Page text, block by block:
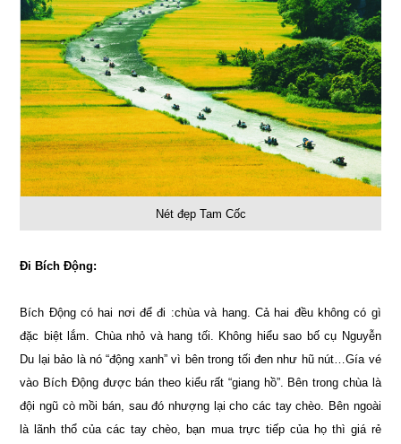
Nét đẹp Tam Cốc
Đi Bích Động:
Bích Động có hai nơi để đi :chùa và hang. Cả hai đều không có gì
đặc biệt lắm. Chùa nhỏ và hang tối. Không hiểu sao bố cụ Nguyễn
Du lại bảo là nó “động xanh” vì bên trong tối đen như hũ nút…Gía vé
vào Bích Động được bán theo kiểu rất “giang hồ”. Bên trong chùa là
đội ngũ cò mồi bán, sau đó nhượng lại cho các tay chèo. Bên ngoài
là lãnh thổ của các tay chèo, bạn mua trực tiếp của họ thì giá rẻ